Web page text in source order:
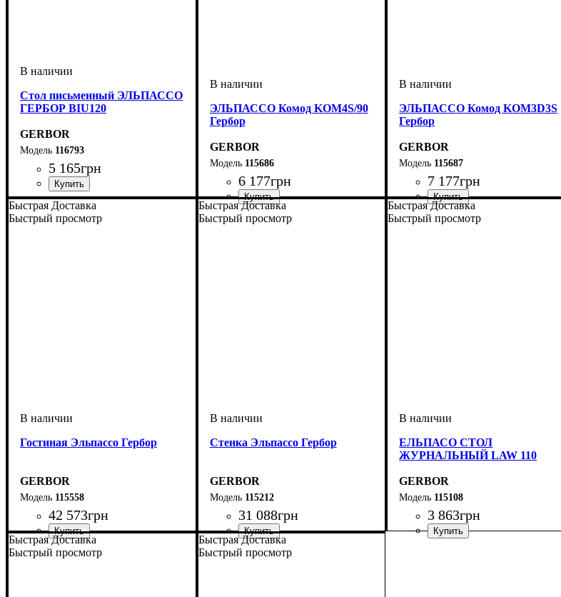
Стол письменный ЭЛЬПАССО
ГЕРБОР BIU120
GERBOR
116793
5 165грн
ширина, мм: 1200
высота, мм: 730
глубина, мм: 600
ЭЛЬПАССО Комод KOM4S/90
Гербор
GERBOR
115686
6 177грн
ЭЛЬПАССО Комод KOM3D3S
Гербор
GERBOR
115687
7 177грн
Быстрая Доставка
Быстрый просмотр
Гостиная Эльпассо Гербор
GERBOR
115558
42 573грн
Быстрая Доставка
Быстрый просмотр
Стенка Эльпассо Гербор
GERBOR
115212
31 088грн
Быстрая Доставка
Быстрый просмотр
ЕЛЬПАСО СТОЛ
ЖУРНАЛЬНЫЙ LAW 110
GERBOR
115108
3 863грн
Быстрая Доставка
Быстрый просмотр
Быстрая Доставка
Быстрый просмотр